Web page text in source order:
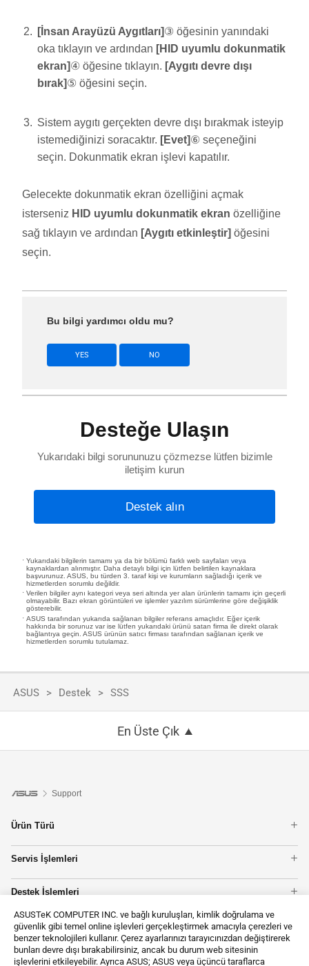
ASUSTeK COMPUTER INC. ve bağlı kuruluşları, kimlik doğrulama ve
güvenlik gibi temel online işlevleri gerçekleştirmek amacıyla çerezleri ve
benzer teknolojileri kullanır. Çerez ayarlarınızı tarayıcınızdan değiştirerek
bunları devre dışı bırakabilirsiniz, ancak bu durum web sitesinin
işlevlerini etkileyebilir. Ayrıca ASUS; ASUS veya üçüncü taraflarca
[İnsan Arayüzü Aygıtları]③ öğesinin yanındaki
oka tıklayın ve ardından [HID uyumlu dokunmatik
ekran]④ öğesine tıklayın. [Aygıtı devre dışı
bırak]⑤ öğesini seçin.
Sistem aygıtı gerçekten devre dışı bırakmak isteyip
istemediğinizi soracaktır. [Evet]⑥ seçeneğini
seçin. Dokunmatik ekran işlevi kapatılır.
Gelecekte dokunmatik ekran özelliğini açmak
isterseniz HID uyumlu dokunmatik ekran özelliğine
sağ tıklayın ve ardından [Aygıtı etkinleştir] öğesini
seçin.
Bu bilgi yardımcı oldu mu?
YES NO
Desteğe Ulaşın
Yukarıdaki bilgi sorununuzu çözmezse lütfen bizimle
iletişim kurun
Destek alın
Yukarıdaki bilgilerin tamamı ya da bir bölümü farklı web sayfaları veya
kaynaklardan alınmıştır. Daha detaylı bilgi için lütfen belirtilen kaynaklara
başvurunuz. ASUS, bu türden 3. taraf kişi ve kurumların sağladığı içerik ve
hizmetlerden sorumlu değildir.
Verilen bilgiler aynı kategori veya seri altında yer alan ürünlerin tamamı için geçerli
olmayabilir. Bazı ekran görüntüleri ve işlemler yazılım sürümlerine göre değişiklik
gösterebilir.
ASUS tarafından yukarıda sağlanan bilgiler referans amaçlıdır. Eğer içerik
hakkında bir sorunuz var ise lütfen yukarıdaki ürünü satan firma ile direkt olarak
bağlantıya geçin. ASUS ürünün satıcı firması tarafından sağlanan içerik ve
hizmetlerden sorumlu tutulamaz.
ASUS Destek SSS
En Üste Çık
Support
Ürün Türü
Telefon
Anakart
Ekran Kartı
Tower PCs
Ağ Ürünleri
Bütün Ürün Tiplerini Göster
Servis İşlemleri
Onarım Durumu Sorgulama
Servis Noktalarımız
Destek İşlemleri
Asus Video Destek Kanalı
Bize Ulaşın
Bizi Arayın
E-Mail Gönderin